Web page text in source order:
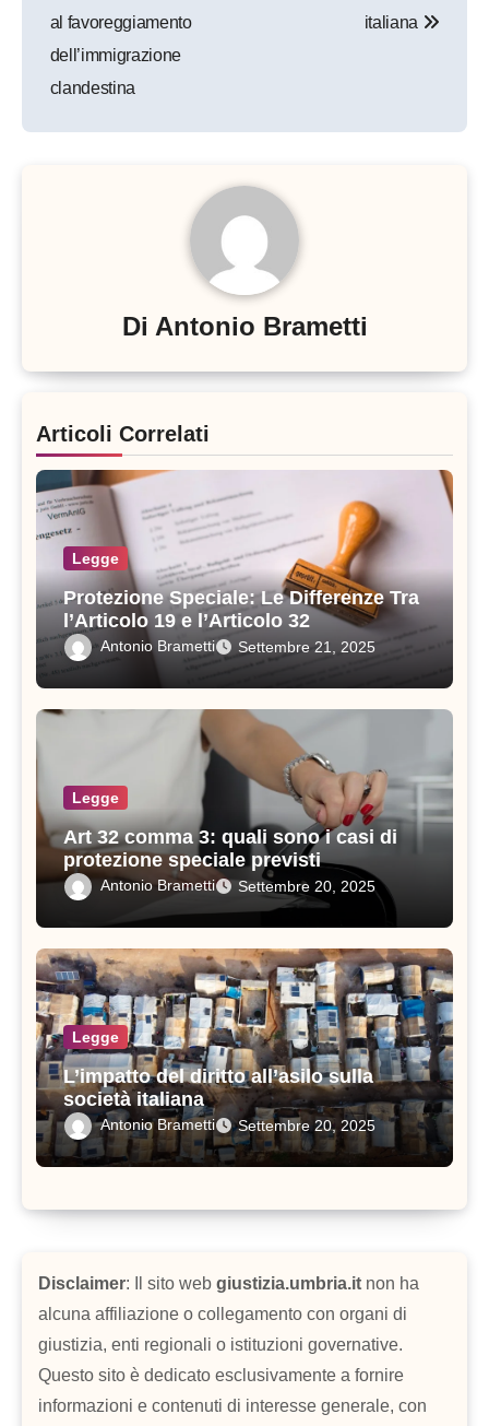
al favoreggiamento
dell’immigrazione
clandestina
italiana
Di Antonio Brametti
Articoli Correlati
Legge
Protezione Speciale: Le Differenze Tra
l’Articolo 19 e l’Articolo 32
Antonio Brametti Settembre 21, 2025
Legge
Art 32 comma 3: quali sono i casi di
protezione speciale previsti
Antonio Brametti Settembre 20, 2025
Legge
L’impatto del diritto all’asilo sulla
società italiana
Antonio Brametti Settembre 20, 2025
Disclaimer: Il sito web giustizia.umbria.it non ha
alcuna affiliazione o collegamento con organi di
giustizia, enti regionali o istituzioni governative.
Questo sito è dedicato esclusivamente a fornire
informazioni e contenuti di interesse generale, con